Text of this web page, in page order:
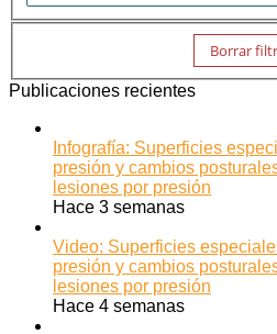
Borrar
Publicaciones recientes
Infografía: Superficies
presión y cambios
lesiones por presión
Hace 3 semanas
Video: Superficies
presión y cambios
lesiones por presión
Hace 4 semanas